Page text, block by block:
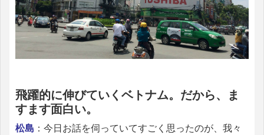
飛躍的に伸びていくベトナム。だから、ま
すます面白い。
松島 ：今日お話を伺っていてすごく思ったのが、我々